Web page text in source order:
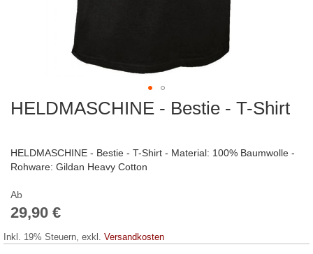
HELDMASCHINE - Bestie - T-Shirt
HELDMASCHINE - Bestie - T-Shirt - Material: 100% Baumwolle -
Rohware: Gildan Heavy Cotton
Ab
29,90 €
Inkl. 19% Steuern, exkl. Versandkosten
Zum